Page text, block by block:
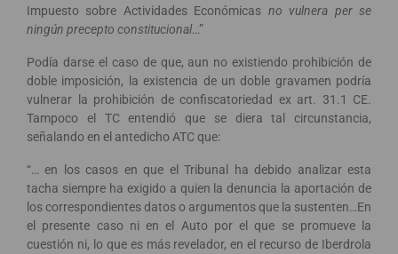
Impuesto sobre Actividades Económicas no vulnera per se
ningún precepto constitucional…”
Podía darse el caso de que, aun no existiendo prohibición de
doble imposición, la existencia de un doble gravamen podría
vulnerar la prohibición de confiscatoriedad ex art. 31.1 CE.
Tampoco el TC entendió que se diera tal circunstancia,
señalando en el antedicho ATC que:
“… en los casos en que el Tribunal ha debido analizar esta
tacha siempre ha exigido a quien la denuncia la aportación de
los correspondientes datos o argumentos que la sustenten…En
el presente caso ni en el Auto por el que se promueve la
cuestión ni, lo que es más revelador, en el recurso de Iberdrola